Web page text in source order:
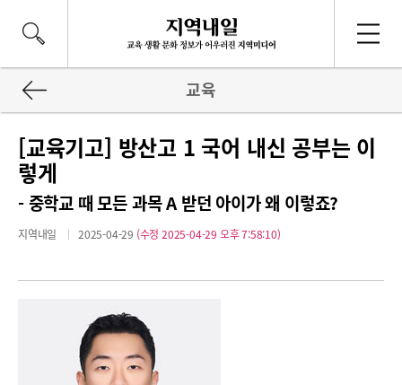
교육
[교육기고] 방산고 1 국어 내신 공부는 이
렇게
- 중학교 때 모든 과목 A 받던 아이가 왜 이렇죠?
지역내일 2025-04-29 (수정 2025-04-29 오후 7:58:10)